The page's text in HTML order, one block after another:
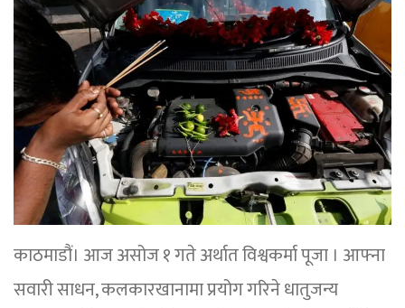
काठमाडौं। आज असोज १ गते अर्थात विश्वकर्मा पूजा । आफ्ना
सवारी साधन, कलकारखानामा प्रयोग गरिने धातुजन्य